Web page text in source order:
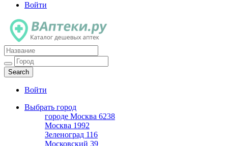
Войти
Каталог дешевых аптек
Войти
Выбрать город
городе Москва 6238
Москва 1992
Зеленоград 116
Московский 39